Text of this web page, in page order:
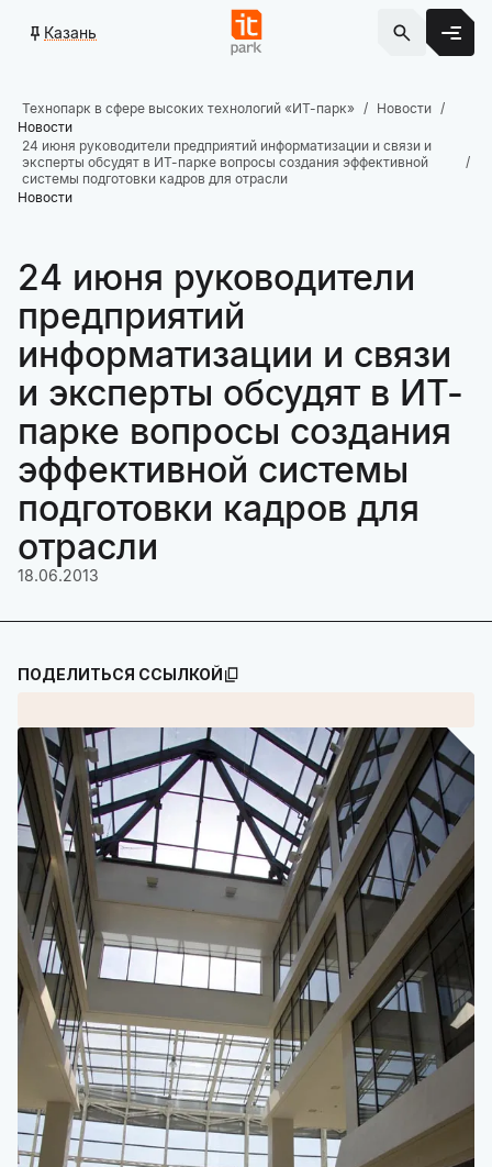
Казань
Технопарк в сфере высоких технологий «ИТ-парк»
Новости
Новости
24 июня руководители предприятий информатизации и связи и
эксперты обсудят в ИТ-парке вопросы создания эффективной
системы подготовки кадров для отрасли
Новости
24 июня руководители
предприятий
информатизации и связи
и эксперты обсудят в ИТ-
парке вопросы создания
эффективной системы
подготовки кадров для
отрасли
18.06.2013
ПОДЕЛИТЬСЯ ССЫЛКОЙ